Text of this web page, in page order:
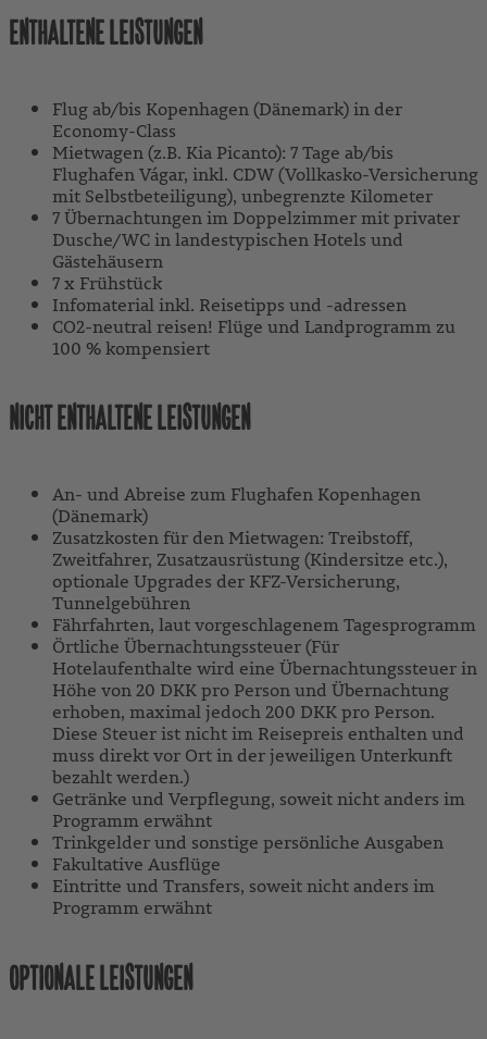
ENTHALTENE LEISTUNGEN
Flug ab/bis Kopenhagen (Dänemark) in der
Economy-Class
Mietwagen (z.B. Kia Picanto): 7 Tage ab/bis
Flughafen Vágar, inkl. CDW (Vollkasko-Versicherung
mit Selbstbeteiligung), unbegrenzte Kilometer
7 Übernachtungen im Doppelzimmer mit privater
Dusche/WC in landestypischen Hotels und
Gästehäusern
7 x Frühstück
Infomaterial inkl. Reisetipps und -adressen
CO2-neutral reisen! Flüge und Landprogramm zu
100 % kompensiert
NICHT ENTHALTENE LEISTUNGEN
An- und Abreise zum Flughafen Kopenhagen
(Dänemark)
Zusatzkosten für den Mietwagen: Treibstoff,
Zweitfahrer, Zusatzausrüstung (Kindersitze etc.),
optionale Upgrades der KFZ-Versicherung,
Tunnelgebühren
Fährfahrten, laut vorgeschlagenem Tagesprogramm
Örtliche Übernachtungssteuer (Für
Hotelaufenthalte wird eine Übernachtungssteuer in
Höhe von 20 DKK pro Person und Übernachtung
erhoben, maximal jedoch 200 DKK pro Person.
Diese Steuer ist nicht im Reisepreis enthalten und
muss direkt vor Ort in der jeweiligen Unterkunft
bezahlt werden.)
Getränke und Verpflegung, soweit nicht anders im
Programm erwähnt
Trinkgelder und sonstige persönliche Ausgaben
Fakultative Ausflüge
Eintritte und Transfers, soweit nicht anders im
Programm erwähnt
OPTIONALE LEISTUNGEN